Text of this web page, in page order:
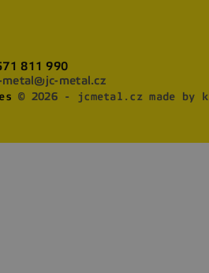
811 990
metal@jc-metal.cz
© 2026 - jcmetal.cz made by